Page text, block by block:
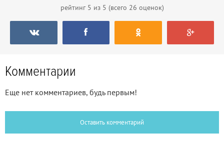
рейтинг 5 из 5 (всего 26 оценок)
Комментарии
Еще нет комментариев, будь первым!
Оставить комментарий